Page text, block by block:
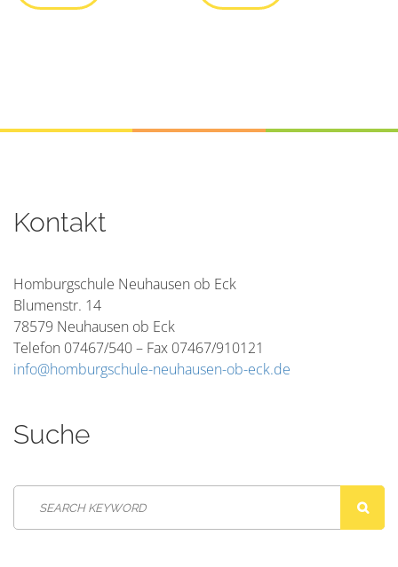
Kontakt
Homburgschule Neuhausen ob Eck
Blumenstr. 14
78579 Neuhausen ob Eck
Telefon 07467/540 – Fax 07467/910121
info@homburgschule-neuhausen-ob-eck.de
Suche